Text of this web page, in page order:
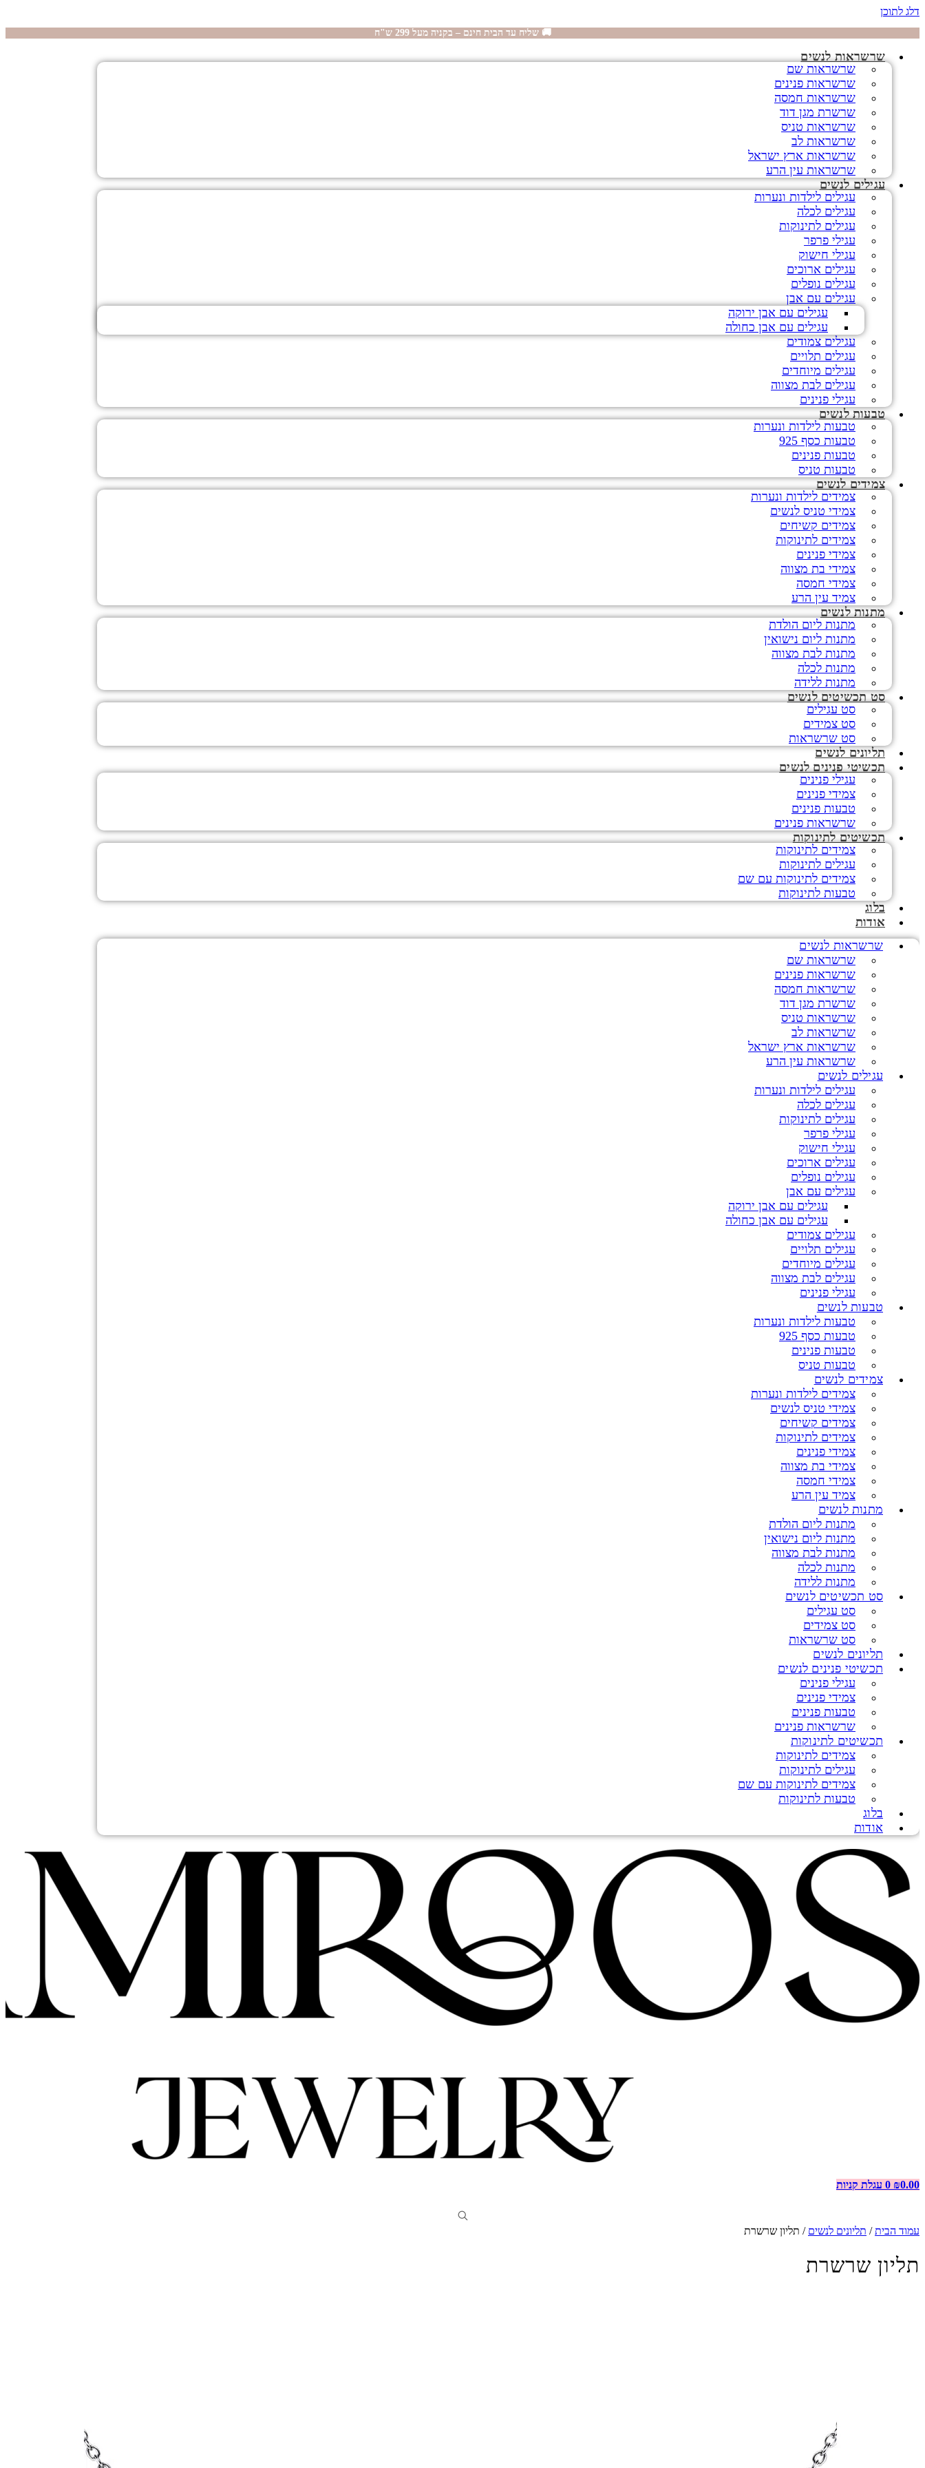
דלג לתוכן
🚚 שליח עד הבית חינם – בקניה מעל 299 ש"ח
שרשראות לנשים
שרשראות שם
שרשראות פנינים
שרשראות חמסה
שרשרת מגן דוד
שרשראות טניס
שרשראות לב
שרשראות ארץ ישראל
שרשראות עין הרע
עגילים לנשים
עגילים לילדות ונערות
עגילים לכלה
עגילים לתינוקות
עגילי פרפר
עגילי חישוק
עגילים ארוכים
עגילים נופלים
עגילים עם אבן
עגילים עם אבן ירוקה
עגילים עם אבן כחולה
עגילים צמודים
עגילים תלויים
עגילים מיוחדים
עגילים לבת מצווה
עגילי פנינים
טבעות לנשים
טבעות לילדות ונערות
טבעות כסף 925
טבעות פנינים
טבעות טניס
צמידים לנשים
צמידים לילדות ונערות
צמידי טניס לנשים
צמידים קשיחים
צמידים לתינוקות
צמידי פנינים
צמידי בת מצווה
צמידי חמסה
צמיד עין הרע
מתנות לנשים
מתנות ליום הולדת
מתנות ליום נישואין
מתנות לבת מצווה
מתנות לכלה
מתנות ללידה
סט תכשיטים לנשים
סט עגילים
סט צמידים
סט שרשראות
תליונים לנשים
תכשיטי פנינים לנשים
עגילי פנינים
צמידי פנינים
טבעות פנינים
שרשראות פנינים
תכשיטים לתינוקות
צמידים לתינוקות
עגילים לתינוקות
צמידים לתינוקות עם שם
טבעות לתינוקות
בלוג
אודות
שרשראות לנשים
שרשראות שם
שרשראות פנינים
שרשראות חמסה
שרשרת מגן דוד
שרשראות טניס
שרשראות לב
שרשראות ארץ ישראל
שרשראות עין הרע
עגילים לנשים
עגילים לילדות ונערות
עגילים לכלה
עגילים לתינוקות
עגילי פרפר
עגילי חישוק
עגילים ארוכים
עגילים נופלים
עגילים עם אבן
עגילים עם אבן ירוקה
עגילים עם אבן כחולה
עגילים צמודים
עגילים תלויים
עגילים מיוחדים
עגילים לבת מצווה
עגילי פנינים
טבעות לנשים
טבעות לילדות ונערות
טבעות כסף 925
טבעות פנינים
טבעות טניס
צמידים לנשים
צמידים לילדות ונערות
צמידי טניס לנשים
צמידים קשיחים
צמידים לתינוקות
צמידי פנינים
צמידי בת מצווה
צמידי חמסה
צמיד עין הרע
מתנות לנשים
מתנות ליום הולדת
מתנות ליום נישואין
מתנות לבת מצווה
מתנות לכלה
מתנות ללידה
סט תכשיטים לנשים
סט עגילים
סט צמידים
סט שרשראות
תליונים לנשים
תכשיטי פנינים לנשים
עגילי פנינים
צמידי פנינים
טבעות פנינים
שרשראות פנינים
תכשיטים לתינוקות
צמידים לתינוקות
עגילים לתינוקות
צמידים לתינוקות עם שם
טבעות לתינוקות
בלוג
אודות
₪0.00
0 עגלת קניות
עמוד הבית/ תליונים לנשים / תליון שרשרת
תליון שרשרת